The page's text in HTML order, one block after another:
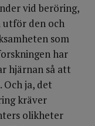
vid beröring,
utför den och
som
har
hjärnan så att
Och ja, det
kräver
olikheter